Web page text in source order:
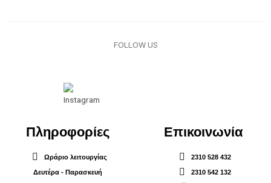
FOLLOW US
Πληροφορίες
Ωράριο λειτουργίας
Δευτέρα - Παρασκευή
Επικοινωνία
2310 528 432
2310 542 132